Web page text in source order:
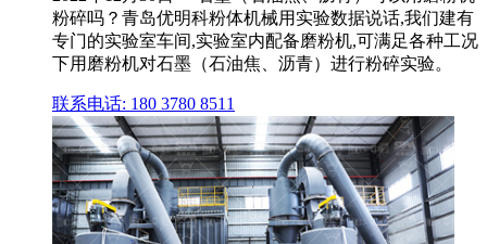
粉碎吗？青岛优明科粉体机械用实验数据说话,我们建有
专门的实验室车间,实验室内配备磨粉机,可满足各种工况
下用磨粉机对石墨（石油焦、沥青）进行粉碎实验。
联系电话: 180 3780 8511